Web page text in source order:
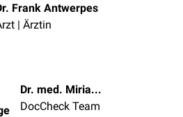
Frank Antwerpes
| Ärztin
Dr. med. Miriam Dodegge
DocCheck Team